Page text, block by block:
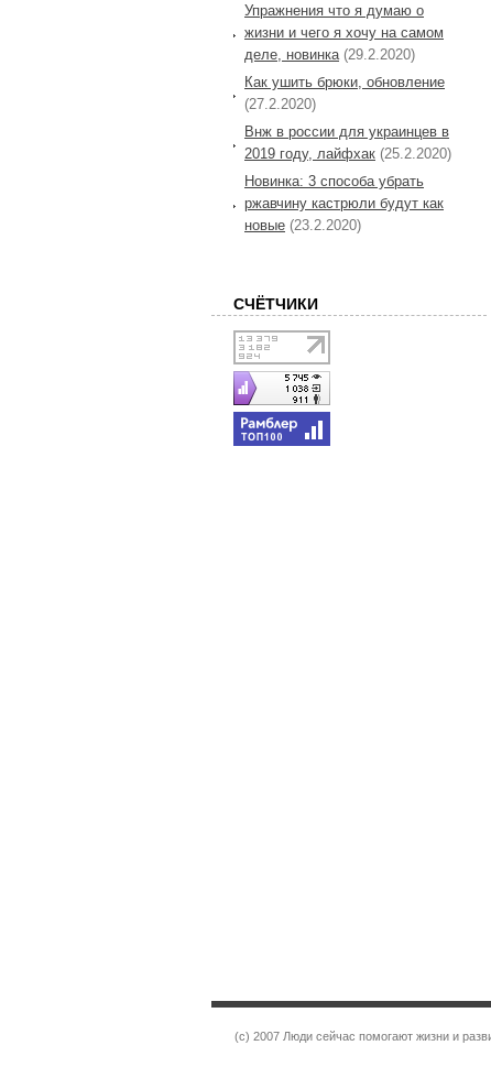
Упражнения что я думаю о
жизни и чего я хочу на самом
деле, новинка (29.2.2020)
Как ушить брюки, обновление
(27.2.2020)
Внж в россии для украинцев в
2019 году, лайфхак (25.2.2020)
Новинка: 3 способа убрать
ржавчину кастрюли будут как
новые (23.2.2020)
СЧЁТЧИКИ
(c) 2007 Люди сейчас помогают жизни и